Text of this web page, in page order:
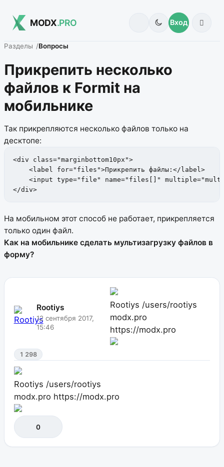
MODX.PRO Вход
Разделы Вопросы
Прикрепить несколько
файлов к Formit на
мобильнике
Так прикрепляются несколько файлов только на
десктопе:
<div class="marginbottom10px">
    <label for="files">Прикрепить файлы:</label>
<input type="file" name="files[]"
</div>
На мобильном этот способ не работает, прикрепляется
только один файл.
Как на мобильнике сделать мультизагрузку файлов в
форму?
Rootiys
12 сентября 2017,
15:46
Rootiys /users/rootiys
modx.pro
https://modx.pro
1 298
Rootiys /users/rootiys
modx.pro https://modx.pro
0